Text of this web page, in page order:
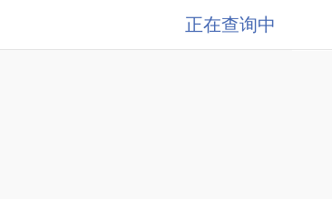
正在查询中